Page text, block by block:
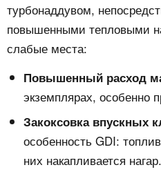
турбонаддувом,
повышенными тепловыми
слабые места:
Повышенный расход
экземплярах, особенно
Закоксовка впускных
особенность GDI:
них накапливается нагар.